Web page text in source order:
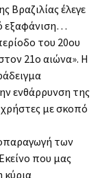
Βραζιλίας έλεγε
εξαφάνιση…
του 20ου
21ο αιώνα». Η
ενθάρρυνση της
με σκοπό
των
που μας
κύρια